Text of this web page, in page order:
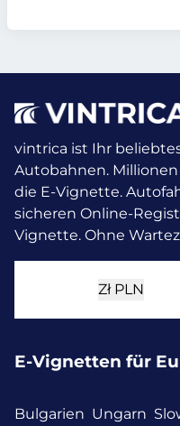
vintrica ist Ihr
Autobahnen.
die E-Vignette.
sicheren Online-
Vignette. Ohne
Zł PLN
E-Vignetten für
Bulgarien Ungarn